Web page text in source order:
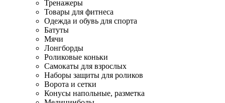
Тренажеры
Товары для фитнеса
Одежда и обувь для спорта
Батуты
Мячи
Лонгборды
Роликовые коньки
Самокаты для взрослых
Наборы защиты для роликов
Ворота и сетки
Конусы напольные, разметка